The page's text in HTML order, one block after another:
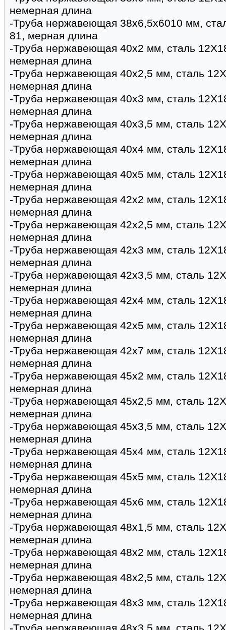
немерная длина
-Труба нержавеющая 38х6,5х6010 мм,
81, мерная длина
-Труба нержавеющая 40х2 мм, сталь
немерная длина
-Труба нержавеющая 40х2,5 мм, сталь
немерная длина
-Труба нержавеющая 40х3 мм, сталь
немерная длина
-Труба нержавеющая 40х3,5 мм, сталь
немерная длина
-Труба нержавеющая 40х4 мм, сталь
немерная длина
-Труба нержавеющая 40х5 мм, сталь
немерная длина
-Труба нержавеющая 42х2 мм, сталь
немерная длина
-Труба нержавеющая 42х2,5 мм, сталь
немерная длина
-Труба нержавеющая 42х3 мм, сталь
немерная длина
-Труба нержавеющая 42х3,5 мм, сталь
немерная длина
-Труба нержавеющая 42х4 мм, сталь
немерная длина
-Труба нержавеющая 42х5 мм, сталь
немерная длина
-Труба нержавеющая 42х7 мм, сталь
немерная длина
-Труба нержавеющая 45х2 мм, сталь
немерная длина
-Труба нержавеющая 45х2,5 мм, сталь
немерная длина
-Труба нержавеющая 45х3,5 мм, сталь
немерная длина
-Труба нержавеющая 45х4 мм, сталь
немерная длина
-Труба нержавеющая 45х5 мм, сталь
немерная длина
-Труба нержавеющая 45х6 мм, сталь
немерная длина
-Труба нержавеющая 48х1,5 мм, сталь
немерная длина
-Труба нержавеющая 48х2 мм, сталь
немерная длина
-Труба нержавеющая 48х2,5 мм, сталь
немерная длина
-Труба нержавеющая 48х3 мм, сталь
немерная длина